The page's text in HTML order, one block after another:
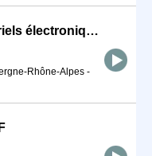
Agent de fabrication de matériels électroniques Longue mission (H/F)
Rhône-Alpes -